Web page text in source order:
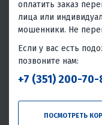
4.8 0
2 712 500 ₽
оплатить заказ
лица или
мошенники. Не
Если у вас есть
позвоните нам:
+7 (351) 200-70-
ПОСМОТРЕТЬ